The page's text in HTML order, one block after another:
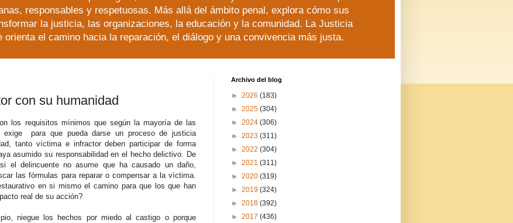
responsables y respetuosas. Más allá del ámbito penal, explora cómo sus
la justicia, las organizaciones, la educación y la comunidad. La Justicia
orienta el camino hacia la reparación, el diálogo y una convivencia más justa.
con su humanidad
los requisitos mínimos que según la mayoría de las
exige para que pueda darse un proceso de justicia
tanto víctima e infractor deben participar de forma
asumido su responsabilidad en el hecho delictivo. De
el delincuente no asume que ha causado un daño,
las fórmulas para reparar o compensar a la víctima.
en si mismo el camino para que los que han
real de su acción?
niegue los hechos por miedo al castigo o porque
Archivo del blog
► 2026 (183)
► 2025 (304)
► 2024 (306)
► 2023 (311)
► 2022 (304)
► 2021 (311)
► 2020 (319)
► 2019 (324)
► 2018 (392)
► 2017 (436)